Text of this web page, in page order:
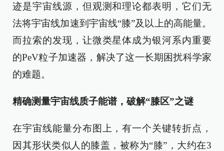
迹是宇宙线源，但观测和理论都表明，它们无
法将宇宙线加速到宇宙线“膝”及以上的高能量。
而拉索的发现，让微类星体成为银河系内重要
的PeV粒子加速器，解决了这一长期困扰科学家
的难题。
精确测量宇宙线质子能谱，破解“膝区”之谜
在宇宙线能量分布图上，有一个关键转折点，
因其形状类似人的膝盖，被称为“膝”，大约在3